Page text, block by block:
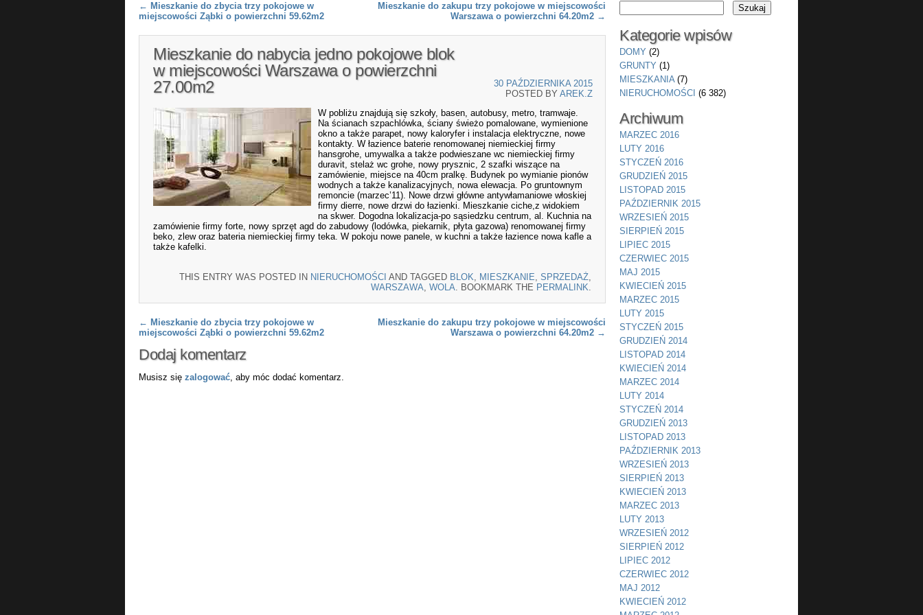
Post navigation
← Mieszkanie do zbycia trzy pokojowe w
miejscowości Ząbki o powierzchni 59.62m2
Mieszkanie do zakupu trzy pokojowe w miejscowości
Warszawa o powierzchni 64.20m2 →
Mieszkanie do nabycia jedno pokojowe blok
w miejscowości Warszawa o powierzchni
27.00m2
30 PAŹDZIERNIKA 2015
POSTED BY AREK.Z
W pobliżu znajdują się szkoły, basen, autobusy, metro, tramwaje.
Na ścianach szpachlówka, ściany świeżo pomalowane, wymienione
okno a także parapet, nowy kaloryfer i instalacja elektryczne, nowe
kontakty. W łazience baterie renomowanej niemieckiej firmy
hansgrohe, umywalka a także podwieszane wc niemieckiej firmy
duravit, stelaż wc grohe, nowy prysznic, 2 szafki wiszące na
zamówienie, miejsce na 40cm pralkę. Budynek po wymianie pionów
wodnych a także kanalizacyjnych, nowa elewacja. Po gruntownym
remoncie (marzec’11). Nowe drzwi główne antywłamaniowe włoskiej
firmy dierre, nowe drzwi do łazienki. Mieszkanie ciche,z widokiem
na skwer. Dogodna lokalizacja-po sąsiedzku centrum, al. Kuchnia na
zamówienie firmy forte, nowy sprzęt agd do zabudowy (lodówka, piekarnik, płyta gazowa) renomowanej firmy
beko, zlew oraz bateria niemieckiej firmy teka. W pokoju nowe panele, w kuchni a także łazience nowa kafle a
także kafelki.
THIS ENTRY WAS POSTED IN NIERUCHOMOŚCI AND TAGGED BLOK MIESZKANIE SPRZEDAŻ
WARSZAWA WOLA . BOOKMARK THE PERMALINK
Post navigation
← Mieszkanie do zbycia trzy pokojowe w
miejscowości Ząbki o powierzchni 59.62m2
Mieszkanie do zakupu trzy pokojowe w miejscowości
Warszawa o powierzchni 64.20m2 →
Dodaj komentarz
Musisz się zalogować, aby móc dodać komentarz.
Kategorie wpisów
DOMY (2)
GRUNTY (1)
MIESZKANIA(7)
NIERUCHOMOŚCI (6 382)
Archiwum
MARZEC 2016
LUTY 2016
STYCZEŃ 2016
GRUDZIEŃ 2015
LISTOPAD 2015
PAŹDZIERNIK 2015
WRZESIEŃ 2015
SIERPIEŃ 2015
LIPIEC 2015
CZERWIEC 2015
MAJ 2015
KWIECIEŃ 2015
MARZEC 2015
LUTY 2015
STYCZEŃ 2015
GRUDZIEŃ 2014
LISTOPAD 2014
KWIECIEŃ 2014
MARZEC 2014
LUTY 2014
STYCZEŃ 2014
GRUDZIEŃ 2013
LISTOPAD 2013
PAŹDZIERNIK 2013
WRZESIEŃ 2013
SIERPIEŃ 2013
KWIECIEŃ 2013
MARZEC 2013
LUTY 2013
WRZESIEŃ 2012
SIERPIEŃ 2012
LIPIEC 2012
CZERWIEC 2012
MAJ 2012
KWIECIEŃ 2012